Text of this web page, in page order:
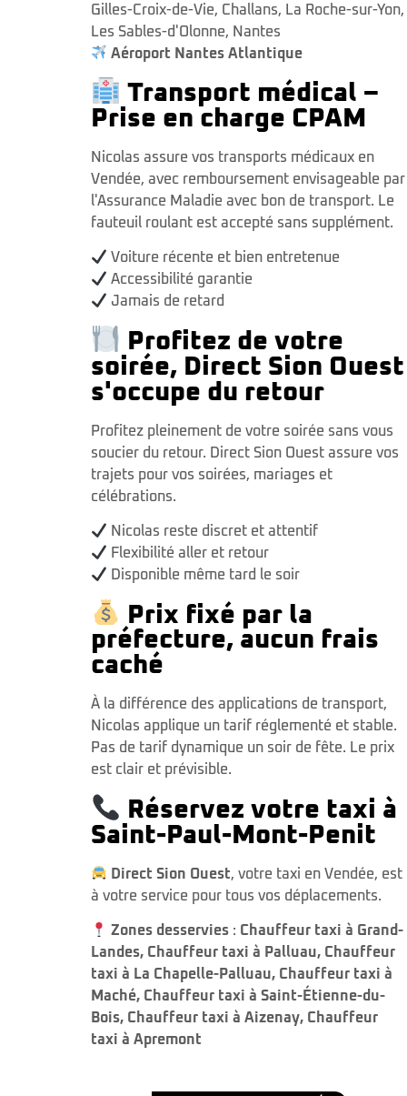
Gilles-Croix-de-Vie, Challans, La Roche-sur-Yon,
Les Sables-d'Olonne, Nantes
Aéroport Nantes Atlantique
Transport médical –
Prise en charge CPAM
Nicolas assure vos transports médicaux en
Vendée, avec remboursement envisageable par
l'Assurance Maladie avec bon de transport. Le
fauteuil roulant est accepté sans supplément.
Voiture récente et bien entretenue
Accessibilité garantie
Jamais de retard
Profitez de votre
soirée, Direct Sion Ouest
s'occupe du retour
Profitez pleinement de votre soirée sans vous
soucier du retour. Direct Sion Ouest assure vos
trajets pour vos soirées, mariages et
célébrations.
Nicolas reste discret et attentif
Flexibilité aller et retour
Disponible même tard le soir
Prix fixé par la
préfecture, aucun frais
caché
À la différence des applications de transport,
Nicolas applique un tarif réglementé et stable.
Pas de tarif dynamique un soir de fête. Le prix
est clair et prévisible.
Réservez votre taxi à
Saint-Paul-Mont-Penit
Direct Sion Ouest, votre taxi en Vendée, est
à votre service pour tous vos déplacements.
Zones desservies : Chauffeur taxi à Grand-
Landes, Chauffeur taxi à Palluau, Chauffeur
taxi à La Chapelle-Palluau, Chauffeur taxi à
Maché, Chauffeur taxi à Saint-Étienne-du-
Bois, Chauffeur taxi à Aizenay, Chauffeur
taxi à Apremont